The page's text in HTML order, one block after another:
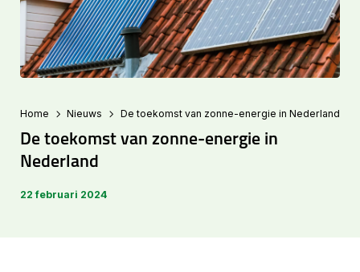
Home Nieuws De toekomst van zonne-energie in Nederland
De toekomst van zonne-energie in
Nederland
22 februari 2024